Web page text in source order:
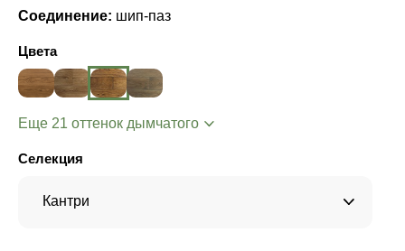
Соединение: шип-паз
Цвета
Еще 21 оттенок дымчатого
Селекция
Кантри